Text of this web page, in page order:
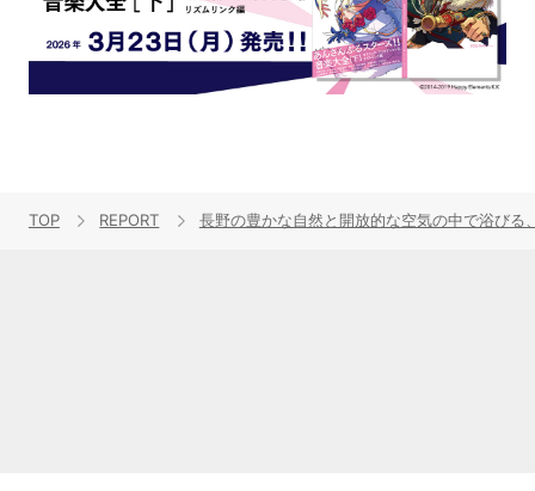
TOP REPORT 長野の豊かな自然と開放的な空気の中で浴び